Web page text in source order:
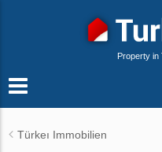
Property in
Türkeı Immobilien